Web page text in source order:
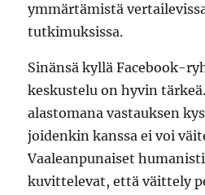
ymmärtämistä
tutkimuksissa.
Sinänsä kyllä Facebook-
keskustelu on hyvin
alastomana vastauksen
joidenkin kanssa ei voi
Vaaleanpunaiset
kuvittelevat, että väittely